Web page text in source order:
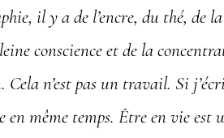
Nhat
il y a de l’encre, du thé, de la
conscience et de la
Cela n’est pas un travail. Si
en même temps. Être en vie est